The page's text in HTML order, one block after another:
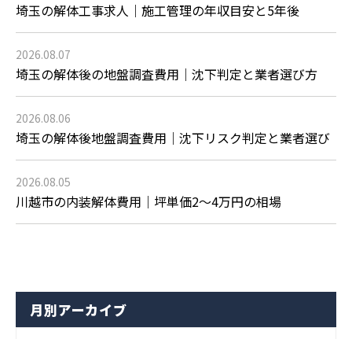
埼玉の解体工事求人｜施工管理の年収目安と5年後
2026.08.07
埼玉の解体後の地盤調査費用｜沈下判定と業者選び方
2026.08.06
埼玉の解体後地盤調査費用｜沈下リスク判定と業者選び
2026.08.05
川越市の内装解体費用｜坪単価2〜4万円の相場
月別アーカイブ